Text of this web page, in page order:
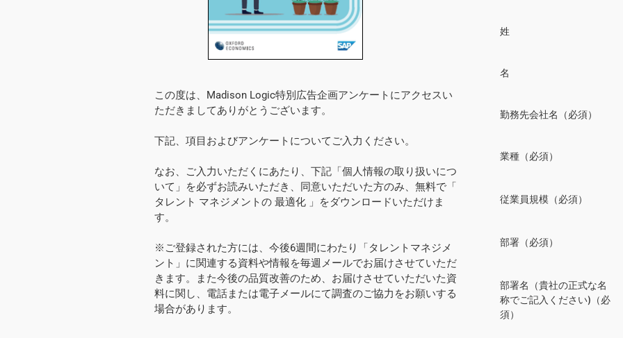
この度は、Madison Logic特別広告企画アンケートにアクセスい
ただきましてありがとうございます。
下記、項目およびアンケートについてご入力ください。
なお、ご入力いただくにあたり、下記「個人情報の取り扱いにつ
いて」を必ずお読みいただき、同意いただいた方のみ、無料で「
タレント マネジメントの 最適化 」をダウンロードいただけま
す。
※ご登録された方には、今後6週間にわたり「タレントマネジメ
ント」に関連する資料や情報を毎週メールでお届けさせていただ
きます。また今後の品質改善のため、お届けさせていただいた資
料に関し、電話または電子メールにて調査のご協力をお願いする
場合があります。
姓
名
勤務先会社名（必須）
業種（必須）
従業員規模（必須）
部署（必須）
部署名（貴社の正式な名
称でご記入ください)（必
須）